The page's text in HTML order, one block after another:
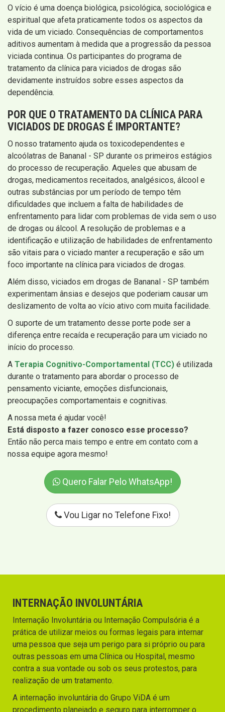
O vício é uma doença biológica, psicológica, sociológica e
espiritual que afeta praticamente todos os aspectos da
vida de um viciado. Consequências de comportamentos
aditivos aumentam à medida que a progressão da pessoa
viciada continua. Os participantes do programa de
tratamento da clínica para viciados de drogas são
devidamente instruídos sobre esses aspectos da
dependência.
POR QUE O TRATAMENTO DA CLÍNICA PARA
VICIADOS DE DROGAS É IMPORTANTE?
O nosso tratamento ajuda os toxicodependentes e
alcoólatras de Bananal - SP durante os primeiros estágios
do processo de recuperação. Aqueles que abusam de
drogas, medicamentos receitados, analgésicos, álcool e
outras substâncias por um período de tempo têm
dificuldades que incluem a falta de habilidades de
enfrentamento para lidar com problemas de vida sem o uso
de drogas ou álcool. A resolução de problemas e a
identificação e utilização de habilidades de enfrentamento
são vitais para o viciado manter a recuperação e são um
foco importante na clínica para viciados de drogas.
Além disso, viciados em drogas de Bananal - SP também
experimentam ânsias e desejos que poderiam causar um
deslizamento de volta ao vício ativo com muita facilidade.
O suporte de um tratamento desse porte pode ser a
diferença entre recaída e recuperação para um viciado no
início do processo.
A Terapia Cognitivo-Comportamental (TCC) é utilizada
durante o tratamento para abordar o processo de
pensamento viciante, emoções disfuncionais,
preocupações comportamentais e cognitivas.
A nossa meta é ajudar você!
Está disposto a fazer conosco esse processo?
Então não perca mais tempo e entre em contato com a
nossa equipe agora mesmo!
Quero Falar Pelo WhatsApp!
Vou Ligar no Telefone Fixo!
INTERNAÇÃO INVOLUNTÁRIA
Internação Involuntária ou Internação Compulsória é a
prática de utilizar meios ou formas legais para internar
uma pessoa que seja um perigo para si próprio ou para
outras pessoas em uma Clínica ou Hospital, mesmo
contra a sua vontade ou sob os seus protestos, para
realização de um tratamento.
A internação involuntária do Grupo ViDA é um
procedimento planejado e seguro para interromper o